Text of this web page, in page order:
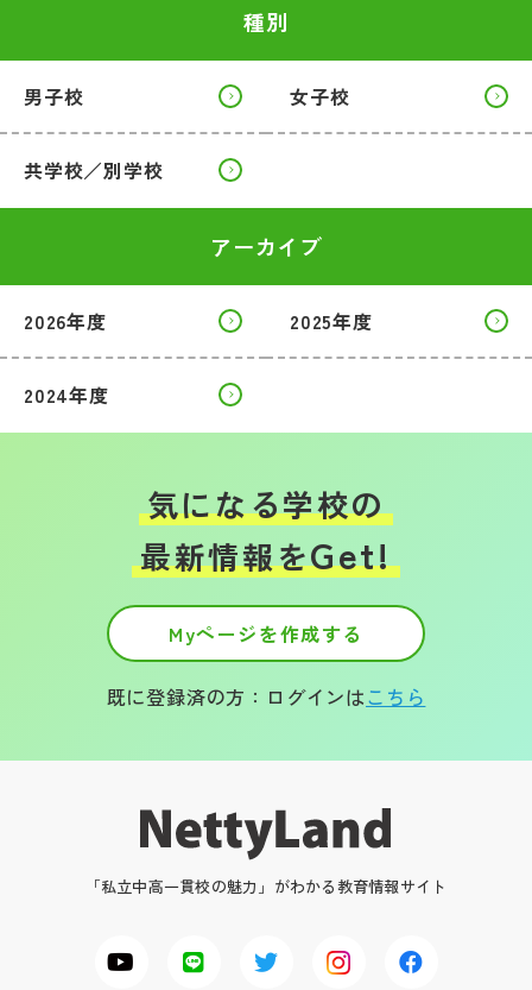
種別
男子校 女子校
共学校／別学校
アーカイブ
2026年度 2025年度
2024年度
気になる学校の
最新情報をGet!
Myページを作成する
既に登録済の方：ログインはこちら
「私立中高一貫校の魅力」がわかる教育情報サイト